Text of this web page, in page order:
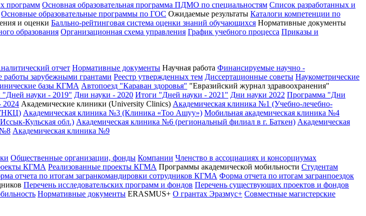
программ Основная образовательная программа ПДМО по специальностям Список разработанных и
Основные образовательные программы по ГОС Ожидаемые результаты Каталоги компетенции по
и оценки Балльно-рейтинговая система оценки знаний обучающихся Нормативные документы
образования Организационная схема управления График учебного процесса Приказы и
отчет Нормативные документы Научная работа Финансируемые научно -
работы зарубежными грантами Реестр утвержденных тем Диссертационные советы Наукометрические
базы КГМА Автопоезд "Караван здоровья" "Евразийский журнал здравоохранения"
"Дней науки - 2019" Дни науки - 2020 Итоги "Дней науки - 2021" Дни науки 2022 Программа "Дни
2024 Академические клиники (University Clinics) Академическая клиника №1 (Учебно-лечебно-
Академическая клиника №3 (Клиника «Тоо Ашуу») Мобильная академическая клиника №4
Кульская обл.) Академическая клиника №6 (региональный филиал в г. Баткен) Академическая
№8 Академическая клиника №9
Общественные организации, фонды Компании Членство в ассоциациях и консорциумах
КГМА Реализованные проекты КГМА Программы академической мобильности Студентам
отчета по итогам загранкомандировки сотрудников КГМА Форма отчета по итогам загранпоездок
Перечень исследовательских программ и фондов Перечень существующих проектов и фондов
Нормативные документы ERASMUS+ О грантах Эразмус+ Совместные магистерские